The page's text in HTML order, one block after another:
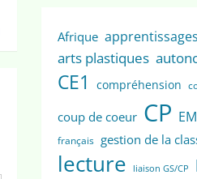
Afrique apprentissages
arts plastiques
CE1 compréhension
coup de coeur CP
français gestion de la
lecture liaison GS/CP